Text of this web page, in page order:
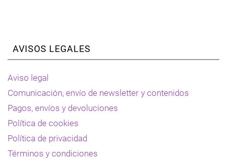
AVISOS LEGALES
Aviso legal
Comunicación, envío de newsletter y contenidos
Pagos, envíos y devoluciones
Política de cookies
Política de privacidad
Términos y condiciones